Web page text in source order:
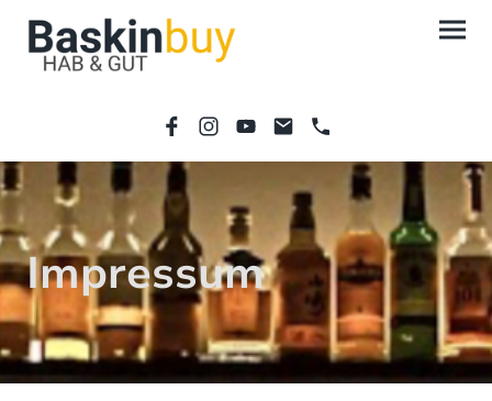
Impressum